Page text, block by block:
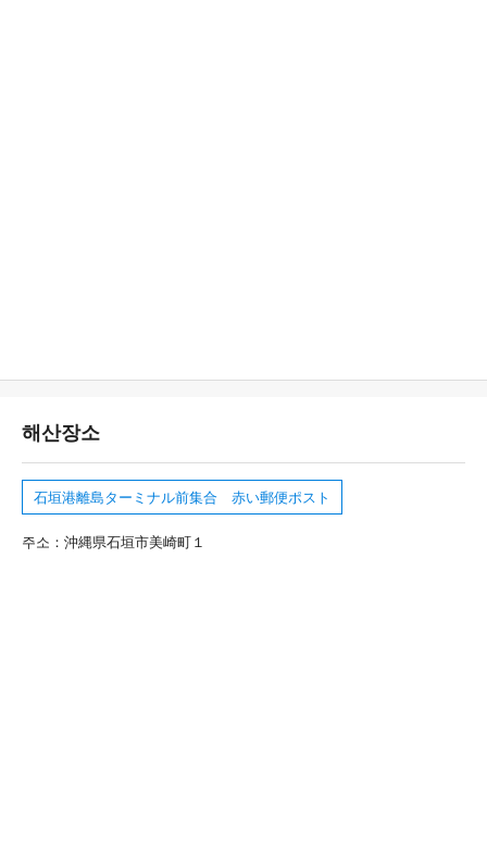
해산장소
石垣港離島ターミナル前集合 赤い郵便ポスト
주소：沖縄県石垣市美崎町１